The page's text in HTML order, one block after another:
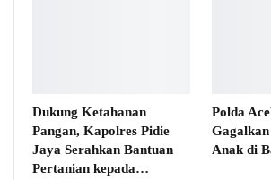
Dukung Ketahanan
Pangan, Kapolres Pidie
Jaya Serahkan Bantuan
Pertanian kepada…
Polda
Anak di